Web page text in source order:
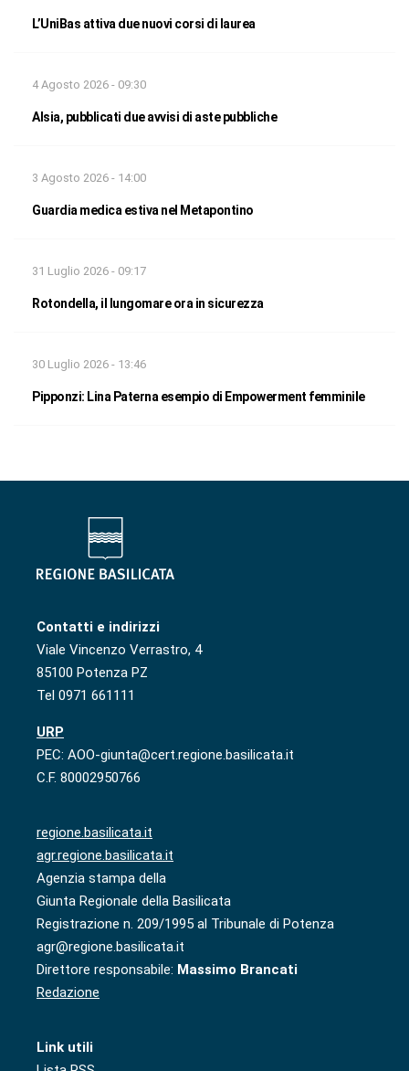
L’UniBas attiva due nuovi corsi di laurea
4 Agosto 2026 - 09:30
Alsia, pubblicati due avvisi di aste pubbliche
3 Agosto 2026 - 14:00
Guardia medica estiva nel Metapontino
31 Luglio 2026 - 09:17
Rotondella, il lungomare ora in sicurezza
30 Luglio 2026 - 13:46
Pipponzi: Lina Paterna esempio di Empowerment femminile
Contatti e indirizzi
Viale Vincenzo Verrastro, 4
85100 Potenza PZ
Tel 0971 661111
URP
PEC: AOO-giunta@cert.regione.basilicata.it
C.F. 80002950766
regione.basilicata.it
agr.regione.basilicata.it
Agenzia stampa della
Giunta Regionale della Basilicata
Registrazione n. 209/1995 al Tribunale di Potenza
agr@regione.basilicata.it
Direttore responsabile: Massimo Brancati
Redazione
Link utili